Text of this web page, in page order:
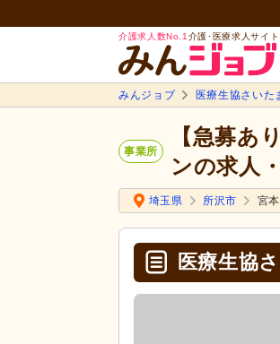
介護求人数No.1 介護･医療求人サイト
みんジョブ 医療生協さいた
事業所
【急募あ
ンの求人
埼玉県 所沢市 宮
医療生協